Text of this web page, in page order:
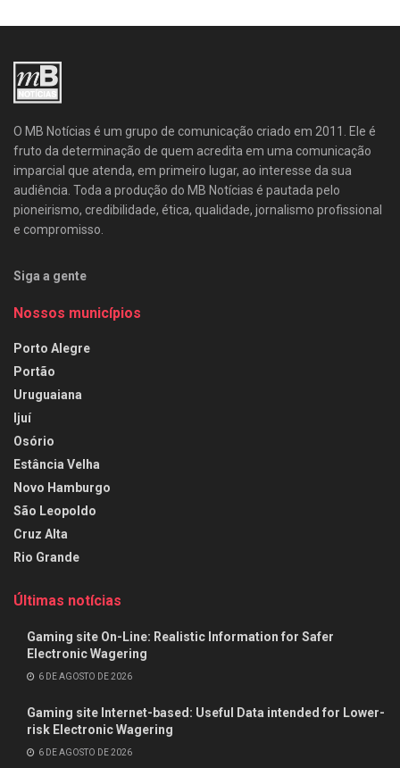
O MB Notícias é um grupo de comunicação criado em 2011. Ele é
fruto da determinação de quem acredita em uma comunicação
imparcial que atenda, em primeiro lugar, ao interesse da sua
audiência. Toda a produção do MB Notícias é pautada pelo
pioneirismo, credibilidade, ética, qualidade, jornalismo profissional
e compromisso.
Siga a gente
Nossos municípios
Porto Alegre
Portão
Uruguaiana
Ijuí
Osório
Estância Velha
Novo Hamburgo
São Leopoldo
Cruz Alta
Rio Grande
Últimas notícias
Gaming site On-Line: Realistic Information for Safer
Electronic Wagering
6 DE AGOSTO DE 2026
Gaming site Internet-based: Useful Data intended for Lower-
risk Electronic Wagering
6 DE AGOSTO DE 2026